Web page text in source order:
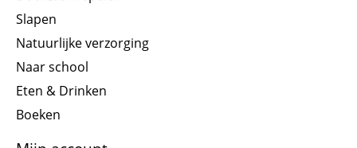
Slapen
Natuurlijke verzorging
Naar school
Eten & Drinken
Boeken